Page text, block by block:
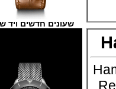
שעונים חדשים ויד שנייה